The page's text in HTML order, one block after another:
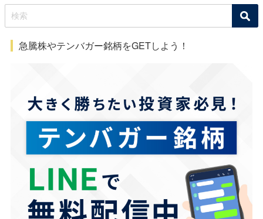
急騰株やテンバガー銘柄をGETしよう！